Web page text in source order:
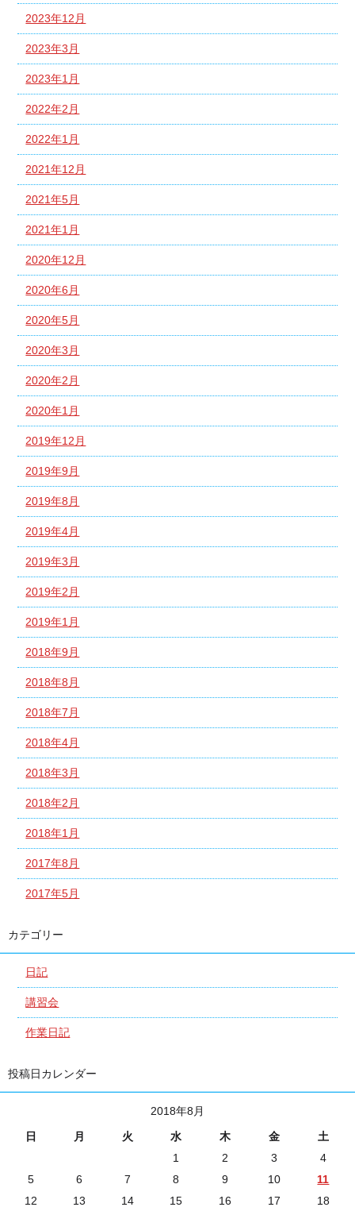
2023年12月
2023年3月
2023年1月
2022年2月
2022年1月
2021年12月
2021年5月
2021年1月
2020年12月
2020年6月
2020年5月
2020年3月
2020年2月
2020年1月
2019年12月
2019年9月
2019年8月
2019年4月
2019年3月
2019年2月
2019年1月
2018年9月
2018年8月
2018年7月
2018年4月
2018年3月
2018年2月
2018年1月
2017年8月
2017年5月
カテゴリー
日記
講習会
作業日記
投稿日カレンダー
2018年8月
日
月 火 水 木 金
土
1
2 3
4
5
6 7 8 9 10
11
12
13 14 15 16 17 18